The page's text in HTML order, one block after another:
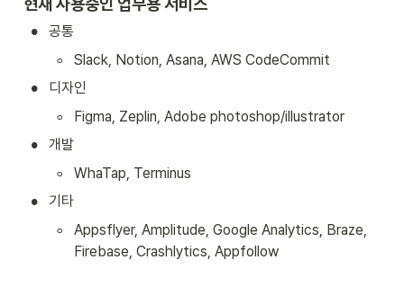
• 공통
◦ Slack, Notion, Asana, AWS CodeCommit
• 디자인
◦ Figma, Zeplin, Adobe photoshop/illustrator
• 개발
◦ WhaTap, Terminus
• 기타
◦
Appsflyer, Amplitude, Google Analytics, Braze,
Firebase, Crashlytics, Appfollow